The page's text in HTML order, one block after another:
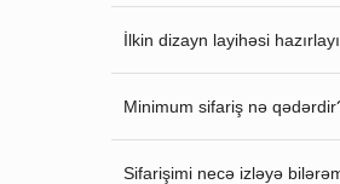
İlkin dizayn layihəsi
Minimum sifariş nə
Sifarişimi necə izləyə